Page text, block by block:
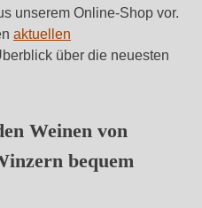
unserem Online-Shop vor.
aktuellen
über die neuesten
Weinen von
bequem